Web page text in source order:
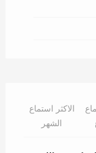
الاكثر استماع
الشهر